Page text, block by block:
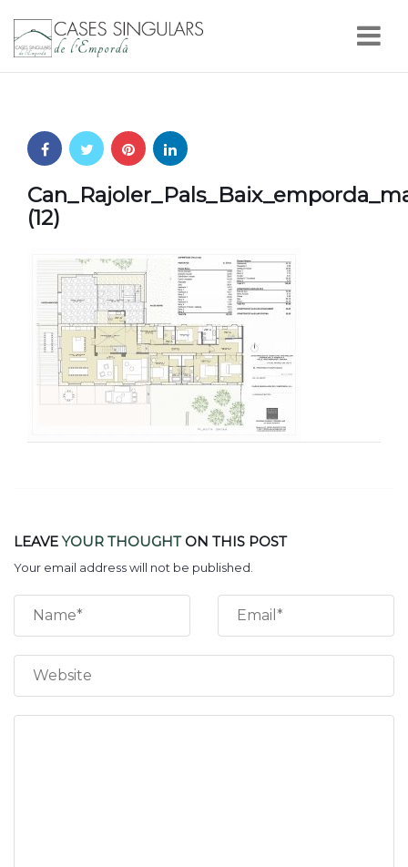
(12)
LEAVEYOUR THOUGHTON THIS POST
Your email address will not be published.